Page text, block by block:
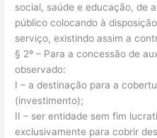
social, saúde e educação, de
público colocando à
serviço, existindo assim a
§ 2º – Para a concessão de
observado:
I – a destinação para a
(investimento);
II – ser entidade sem fim
exclusivamente para cobrir